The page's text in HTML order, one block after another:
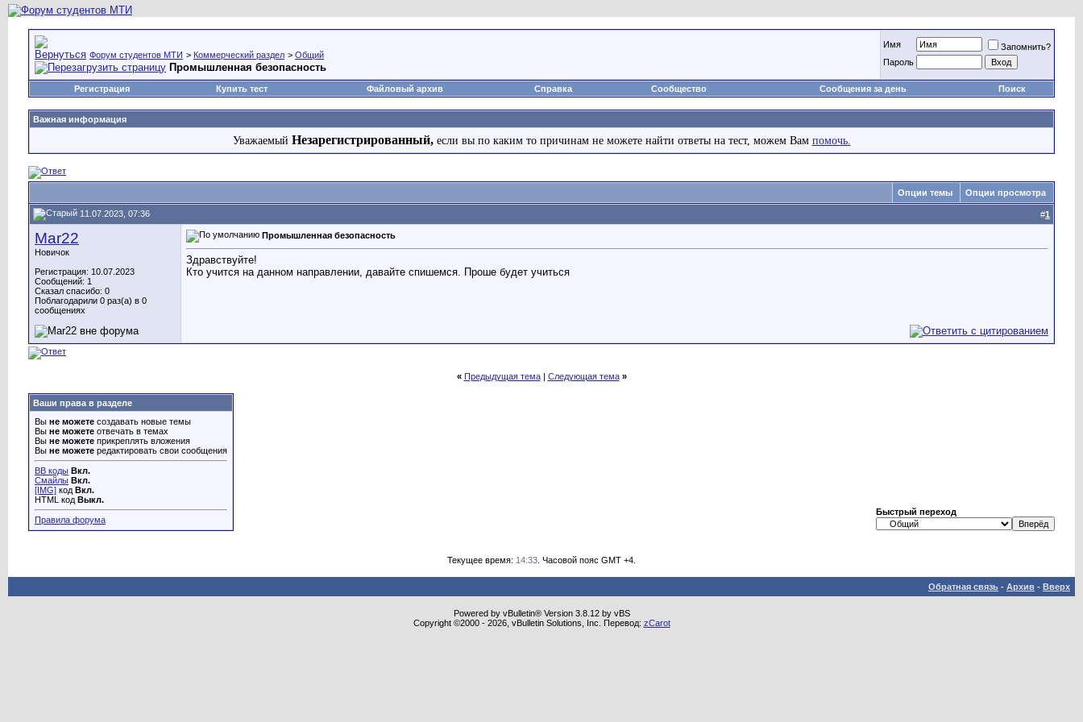
Форум студентов МТИ > Коммерческий раздел > Общий
Промышленная безопасность
Имя
Запомнить?
Пароль
Регистрация Купить тест Файловый архив Справка Сообщество Сообщения за день Поиск
Важная информация
Уважаемый Незарегистрированный, если вы по каким то причинам не можете найти ответы на тест, можем Вам помочь.
Опции темы Опции просмотра
11.07.2023, 07:36 #1
Mar22
Новичок
Регистрация: 10.07.2023
Сообщений: 1
Сказал спасибо: 0
Поблагодарили 0 раз(а) в 0
сообщениях
Промышленная безопасность
Здравствуйте!
Кто учится на данном направлении, давайте спишемся. Проше будет учиться
« Предыдущая тема| Следующая тема »
Ваши права в разделе
Вы не можете создавать новые темы
Вы не можете отвечать в темах
Вы не можете прикреплять вложения
Вы не можете редактировать свои сообщения
BB коды Вкл.
Смайлы Вкл.
[IMG] код Вкл.
HTML код Выкл.
Правила форума
Быстрый переход
Текущее время: 14:33 . Часовой пояс GMT +4.
Обратная связь - Архив - Вверх
Powered by vBulletin® Version 3.8.12 by vBS
Copyright ©2000 - 2026, vBulletin Solutions, Inc. Перевод: zCarot